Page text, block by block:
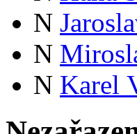
N
N
N Karel